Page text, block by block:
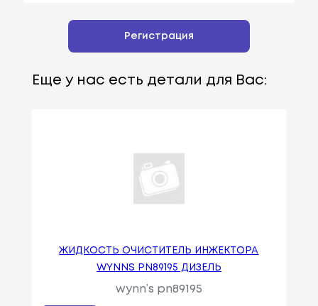
Регистрация
Еще у нас есть детали для Вас:
ЖИДКОСТЬ ОЧИСТИТЕЛЬ ИНЖЕКТОРА
WYNNS PN89195 ДИЗЕЛЬ
wynn’s pn89195